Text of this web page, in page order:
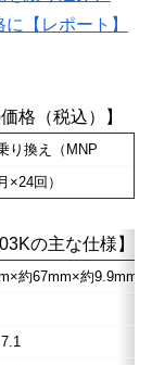
【レポート】
格（税込）】
り換え（MNP
×24回）
の主な仕様】
約67mm×約9.9mm